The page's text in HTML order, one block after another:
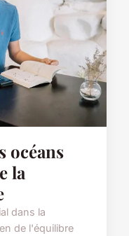
océans
la
dans la
de l'équilibre